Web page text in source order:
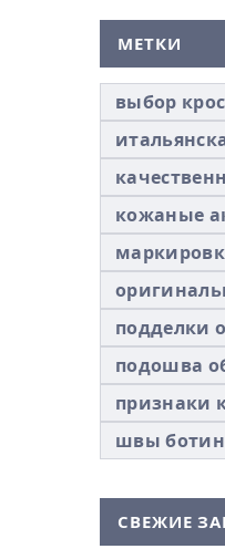
МЕТКИ
выбор
кожаные
подделки
подошва
признаки
швы
СВЕЖИЕ